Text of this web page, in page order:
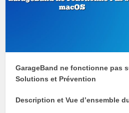
GarageBand ne fonctionne pas
Solutions et Prévention
Description et Vue d’ensemble